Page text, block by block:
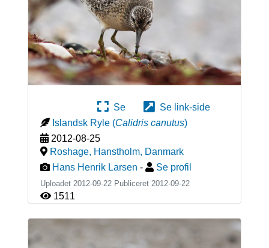
Se
Se link-side
Islandsk Ryle (Calidris canutus)
2012-08-25
Roshage, Hanstholm, Danmark
Hans Henrik Larsen - Se profil
Uploadet 2012-09-22 Publiceret 2012-09-22
1511